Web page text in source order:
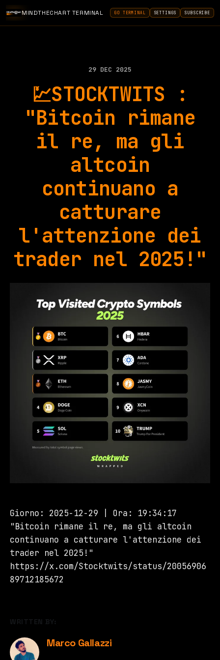
MINDTHECHART TERMINAL GO TERMINAL SETTINGS SUBSCRIBE
29 DEC 2025
💹STOCKTWITS :
"Bitcoin rimane
il re, ma gli
altcoin
continuano a
catturare
l'attenzione dei
trader nel 2025!"
Giorno: 2025-12-29 | Ora: 19:34:17
"Bitcoin rimane il re, ma gli altcoin
continuano a catturare l'attenzione dei
trader nel 2025!"
https://x.com/Stocktwits/status/20056906
89712185672
WRITTEN BY:
Marco Gallazzi